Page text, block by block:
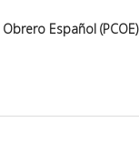
Español (PCOE)